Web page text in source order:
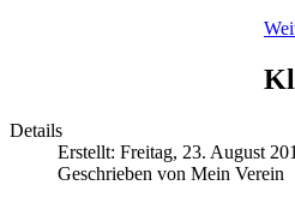
Details
Erstellt: Freitag, 23. August
Geschrieben von Mein Verein